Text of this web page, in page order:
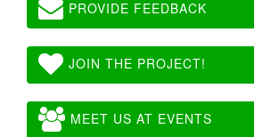
PROVIDE FEEDBACK
JOIN THE PROJECT!
MEET US AT EVENTS